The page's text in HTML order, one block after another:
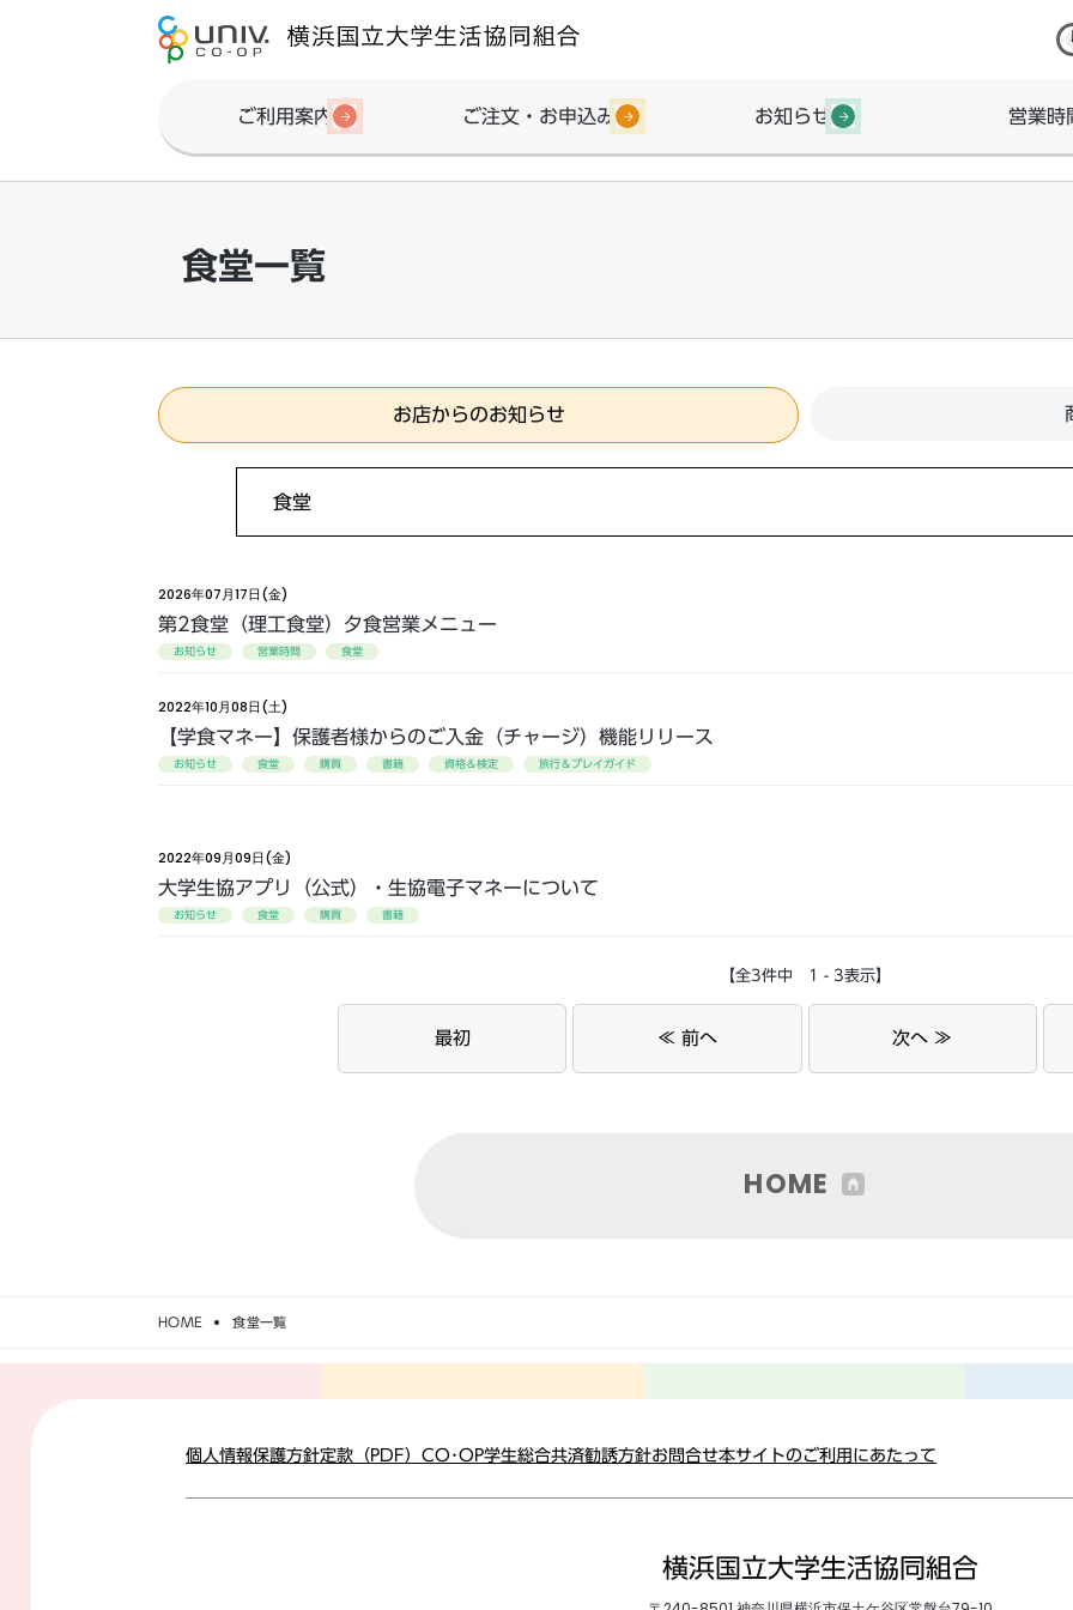
ご利用案内 ご注文・お申込み お知らせ 営業時
食堂一覧
お店からのお知らせ
2026年07月17日(金)
第2食堂（理工食堂）夕食営業メニュー
お知らせ 営業時間 食堂
2022年10月08日(土)
【学食マネー】保護者様からのご入金（チャージ）機能リリース
お知らせ 食堂 購買 書籍 資格＆検定 旅行＆プレイガイド
2022年09月09日(金)
大学生協アプリ（公式）・生協電子マネーについて
お知らせ 食堂 購買 書籍
【全3件中 1 - 3表示】
最初 ≪ 前へ 次へ ≫
HOME
HOME 食堂一覧
個人情報保護方針定款（PDF） CO･OP学生総合共済勧誘方針お問合せ本サイトのご利用にあたって
横浜国立大学生活協同組合